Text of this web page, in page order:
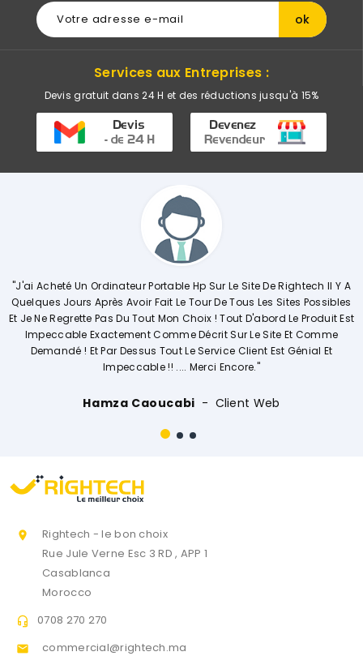
Services aux Entreprises :
Devis gratuit dans 24 H et des réductions jusqu'à 15%
Portable Hp Sur Le Site De Rightech Il Y A
Avoir Fait Le Tour De Tous Les Sites Possibles
Tout Mon Choix ! Tout D'abord Le Produit Est
Comme Décrit Sur Le Site Et Comme
Dessus Tout Le Service Client Est Génial Et
!! .... Merci Encore."
Client Web
"Commerciale
Explique De Façon
Opérations. Société

Rightech - le bon choix
Rue Jule Verne Esc 3 RD , APP 1
Casablanca
Morocco
 0708 270 270
 commercial@rightech.ma